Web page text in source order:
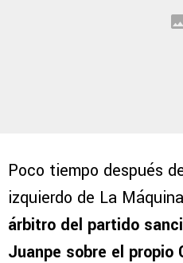
Poco tiempo después
izquierdo de La
árbitro del partido
Juanpe sobre el propio